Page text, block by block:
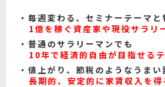
毎週変わる、セミナーテーマと
1億を稼ぐ資産家や現役サラリ
普通のサラリーマンでも
10年で経済的自由が目指せる
値上がり、節税のようなうまい
長期的、安定的に家賃収入を